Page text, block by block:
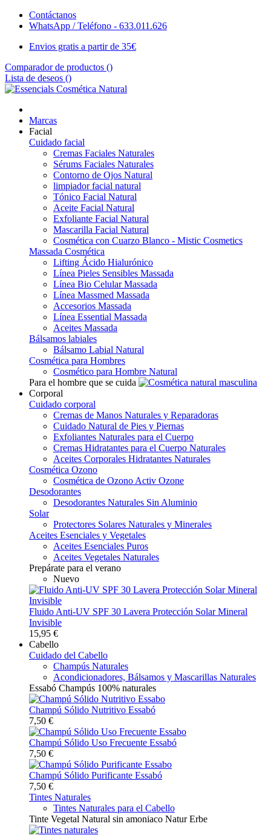
Contáctanos
WhatsApp / Teléfono - 633.011.626
Envios gratis a partir de 35€
Comparador de productos ()
Lista de deseos ()
Marcas
Facial
Cuidado facial
Cremas Faciales Naturales
Sérums Faciales Naturales
Contorno de Ojos Natural
limpiador facial natural
Tónico Facial Natural
Aceite Facial Natural
Exfoliante Facial Natural
Mascarilla Facial Natural
Cosmética con Cuarzo Blanco - Mistic Cosmetics
Massada Cosmética
Lifting Ácido Hialurónico
Línea Pieles Sensibles Massada
Línea Bio Celular Massada
Línea Massmed Massada
Accesorios Massada
Línea Essential Massada
Aceites Massada
Bálsamos labiales
Bálsamo Labial Natural
Cosmética para Hombres
Cosmético para Hombre Natural
Para el hombre que se cuida
Corporal
Cuidado corporal
Cremas de Manos Naturales y Reparadoras
Cuidado Natural de Pies y Piernas
Exfoliantes Naturales para el Cuerpo
Cremas Hidratantes para el Cuerpo Naturales
Aceites Corporales Hidratantes Naturales
Cosmética Ozono
Cosmética de Ozono Activ Ozone
Desodorantes
Desodorantes Naturales Sin Aluminio
Solar
Protectores Solares Naturales y Minerales
Aceites Esenciales y Vegetales
Aceites Esenciales Puros
Aceites Vegetales Naturales
Prepárate para el verano
Nuevo
Fluido Anti-UV SPF 30 Lavera Protección Solar Mineral
Invisible
15,95 €
Cabello
Cuidado del Cabello
Champús Naturales
Acondicionadores, Bálsamos y Mascarillas Naturales
Essabó Champús 100% naturales
Champú Sólido Nutritivo Essabó
7,50 €
Champú Sólido Uso Frecuente Essabó
7,50 €
Champú Sólido Purificante Essabó
7,50 €
Tintes Naturales
Tintes Naturales para el Cabello
Tinte Vegetal Natural sin amoniaco Natur Erbe